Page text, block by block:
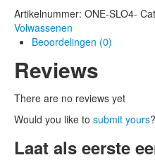
Artikelnummer: ONE-SLO4-
Volwassenen
Beoordelingen (0)
Reviews
There are no reviews yet
Would you like to submit yours?
Laat als eerste